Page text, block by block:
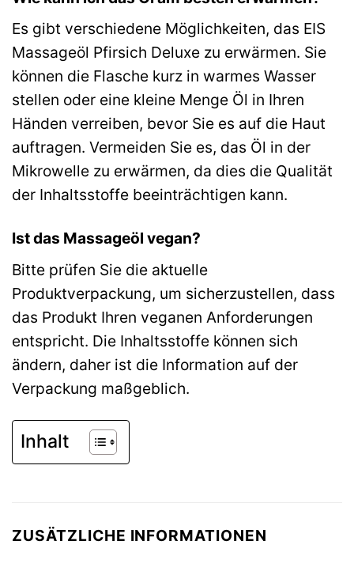
Es gibt verschiedene Möglichkeiten, das EIS
Massageöl Pfirsich Deluxe zu erwärmen. Sie
können die Flasche kurz in warmes Wasser
stellen oder eine kleine Menge Öl in Ihren
Händen verreiben, bevor Sie es auf die Haut
auftragen. Vermeiden Sie es, das Öl in der
Mikrowelle zu erwärmen, da dies die Qualität
der Inhaltsstoffe beeinträchtigen kann.
Ist das Massageöl vegan?
Bitte prüfen Sie die aktuelle
Produktverpackung, um sicherzustellen, dass
das Produkt Ihren veganen Anforderungen
entspricht. Die Inhaltsstoffe können sich
ändern, daher ist die Information auf der
Verpackung maßgeblich.
Inhalt
ZUSÄTZLICHE INFORMATIONEN